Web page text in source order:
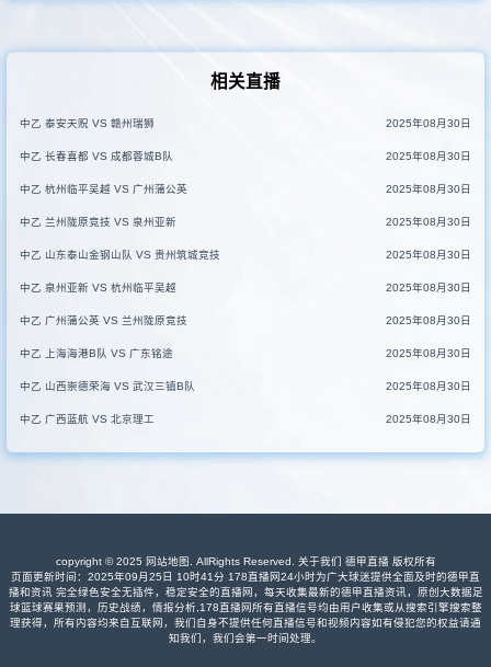
相关直播
中乙 泰安天贶 VS 赣州瑞狮 2025年08月30日
中乙 长春喜都 VS 成都蓉城B队 2025年08月30日
中乙 杭州临平吴越 VS 广州蒲公英 2025年08月30日
中乙 兰州陇原竞技 VS 泉州亚新 2025年08月30日
中乙 山东泰山金钢山队 VS 贵州筑城竞技 2025年08月30日
中乙 泉州亚新 VS 杭州临平吴越 2025年08月30日
中乙 广州蒲公英 VS 兰州陇原竞技 2025年08月30日
中乙 上海海港B队 VS 广东铭途 2025年08月30日
中乙 山西崇德荣海 VS 武汉三镇B队 2025年08月30日
中乙 广西蓝航 VS 北京理工 2025年08月30日
copyright © 2025 网站地图 . AllRights Reserved. 关于我们 德甲直播 版权所有
页面更新时间：2025年09月25日 10时41分 178直播网24小时为广大球迷提供全面及时的德甲直
播和资讯 完全绿色安全无插件，稳定安全的直播网，每天收集最新的德甲直播资讯，原创大数据足
球篮球赛果预测，历史战绩，情报分析,178直播网所有直播信号均由用户收集或从搜索引擎搜索整
理获得，所有内容均来自互联网，我们自身不提供任何直播信号和视频内容如有侵犯您的权益请通
知我们，我们会第一时间处理。